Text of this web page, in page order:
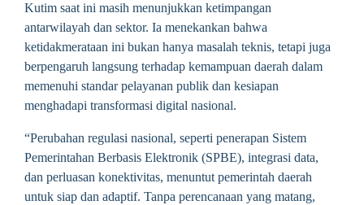
Kutim saat ini masih menunjukkan ketimpangan
antarwilayah dan sektor. Ia menekankan bahwa
ketidakmerataan ini bukan hanya masalah teknis, tetapi juga
berpengaruh langsung terhadap kemampuan daerah dalam
memenuhi standar pelayanan publik dan kesiapan
menghadapi transformasi digital nasional.
“Perubahan regulasi nasional, seperti penerapan Sistem
Pemerintahan Berbasis Elektronik (SPBE), integrasi data,
dan perluasan konektivitas, menuntut pemerintah daerah
untuk siap dan adaptif. Tanpa perencanaan yang matang,